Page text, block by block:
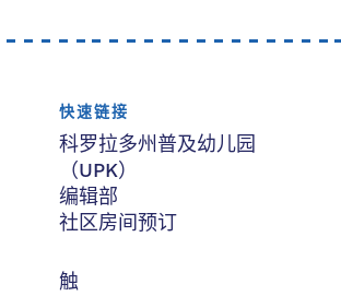
快速链接
科罗拉多州普及幼儿园
（UPK）
编辑部
社区房间预订
触